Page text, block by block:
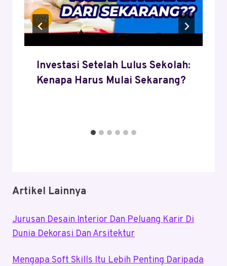
Investasi Setelah Lulus Sekolah:
Kenapa Harus Mulai Sekarang?
Artikel Lainnya
Jurusan Desain Interior Dan Peluang Karir Di
Dunia Dekorasi Dan Arsitektur
Mengapa Soft Skills Itu Lebih Penting Daripada